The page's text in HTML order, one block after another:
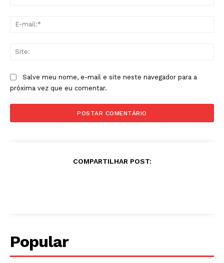
Salve meu nome, e-mail e site neste navegador para a
próxima vez que eu comentar.
COMPARTILHAR POST:
Popular